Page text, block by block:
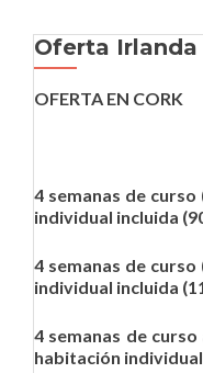
Oferta Irlanda
OFERTA EN CORK
4 semanas de
individual incluida
4 semanas de
individual incluida
4 semanas de
habitación